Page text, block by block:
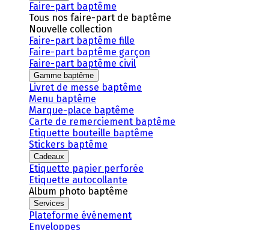
Faire-part baptême
Tous nos faire-part de baptême
Nouvelle collection
Faire-part baptême fille
Faire-part baptême garçon
Faire-part baptême civil
Gamme baptême
Livret de messe baptême
Menu baptême
Marque-place baptême
Carte de remerciement baptême
Etiquette bouteille baptême
Stickers baptême
Cadeaux
Etiquette papier perforée
Etiquette autocollante
Album photo baptême
Services
Plateforme événement
Enveloppes